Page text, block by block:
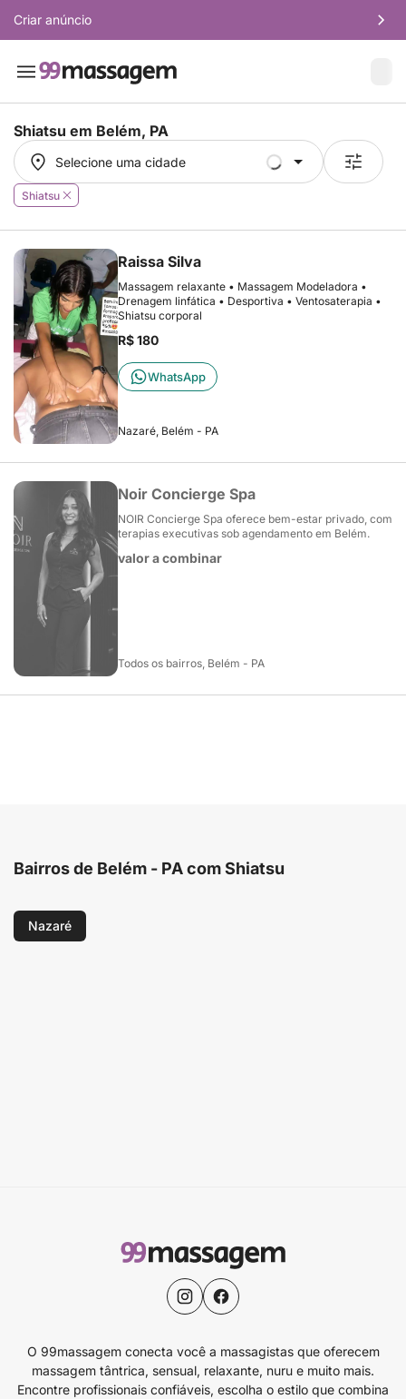
Criar anúncio
Shiatsu em Belém, PA
Selecione uma cidade
Selecione uma cidade
Shiatsu
Raissa Silva
Massagem relaxante • Massagem Modeladora •
Drenagem linfática • Desportiva • Ventosaterapia •
Shiatsu corporal
R$ 180
WhatsApp
Nazaré, Belém - PA
Noir Concierge Spa
NOIR Concierge Spa oferece bem-estar privado, com
terapias executivas sob agendamento em Belém.
valor a combinar
Todos os bairros, Belém - PA
Bairros de Belém - PA com Shiatsu
Nazaré
O 99massagem conecta você a massagistas que oferecem
massagem tântrica, sensual, relaxante, nuru e muito mais.
Encontre profissionais confiáveis, escolha o estilo que combina